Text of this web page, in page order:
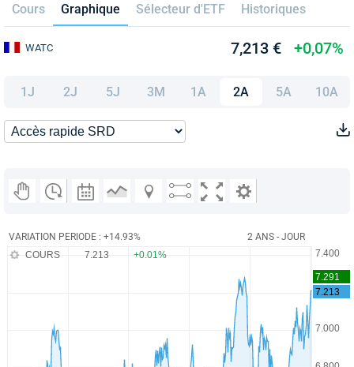
Cours Graphique Sélecteur d'ETF Historiques
WATC 7,213 € +0,07%
1J 2J 5J 3M 1A 2A 5A 10A
VARIATION PERIODE : +14.93% 2 ANS - JOUR
COURS 7.213 +0.01%